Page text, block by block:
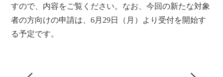
すので、内容をご覧ください。なお、今回の新たな対象
者の方向けの申請は、6月29日（月）より受付を開始す
る予定です。